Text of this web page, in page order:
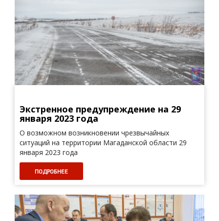
Экстренное предупреждение на 29
января 2023 года
О возможном возникновении чрезвычайных
ситуаций на территории Магаданской области 29
января 2023 года
ПОДРОБНЕЕ